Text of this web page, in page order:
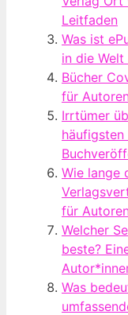
Leitfaden
Was ist
in die
Bücher
für
Irrtümer
Wie lange
für
Welcher
beste?
Was